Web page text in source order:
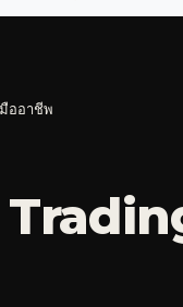
ออาชีพ